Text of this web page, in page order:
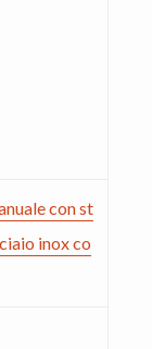
con st
inox co